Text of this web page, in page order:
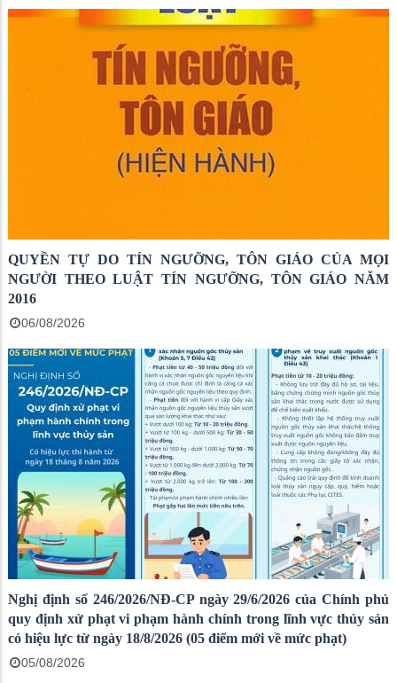
QUYỀN TỰ DO TÍN NGƯỠNG, TÔN GIÁO CỦA MỌI
NGƯỜI THEO LUẬT TÍN NGƯỠNG, TÔN GIÁO NĂM
2016
06/08/2026
Nghị định số 246/2026/NĐ-CP ngày 29/6/2026 của Chính phủ
quy định xử phạt vi phạm hành chính trong lĩnh vực thủy sản
có hiệu lực từ ngày 18/8/2026 (05 điểm mới về mức phạt)
05/08/2026